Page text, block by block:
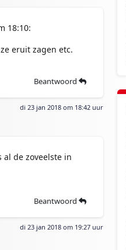
18:10:
eruit zagen etc.
Beantwoord
di 23 jan 2018 om 18:42 uur
de zoveelste in
Beantwoord
di 23 jan 2018 om 19:27 uur